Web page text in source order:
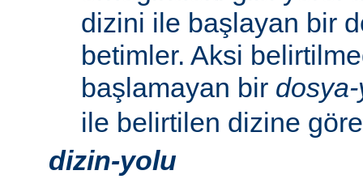
dizini ile başlayan bir
betimler. Aksi
başlamayan bir
ile belirtilen dizine göre
dizin-yolu